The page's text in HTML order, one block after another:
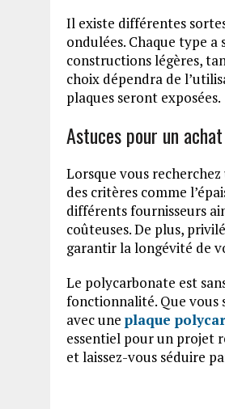
Il existe différentes
ondulées. Chaque type
constructions légères,
choix dépendra de
plaques seront exposées.
Astuces pour un
Lorsque vous recherchez
des critères comme
différents fournisseurs
coûteuses. De plus,
garantir la longévité de
Le polycarbonate est
fonctionnalité. Que vous
avec une plaque
essentiel pour un projet
et laissez-vous séduire